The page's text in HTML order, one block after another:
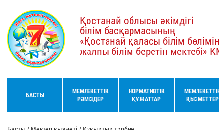
Қостанай облысы әкімдігі
білім басқармасының
«Қостанай қаласы білім
жалпы білім беретін мектебі»
БАСТЫ
МЕМЛЕКЕТТІК
РӘМІЗДЕР
НОРМАТИВТІК
ҚҰЖАТТАР
ҚЫЗМЕТТЕР